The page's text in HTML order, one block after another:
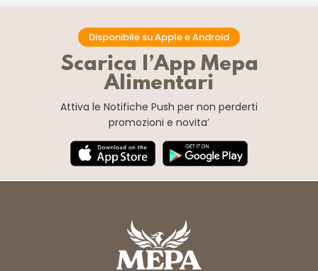
Disponibile su Apple e Android
Scarica l’App Mepa
Alimentari
Attiva le Notifiche Push per non perderti
promozioni e novita’